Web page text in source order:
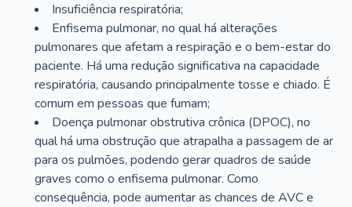
Insuficiência respiratória;
Enfisema pulmonar, no qual há alterações
pulmonares que afetam a respiração e o bem-estar do
paciente. Há uma redução significativa na capacidade
respiratória, causando principalmente tosse e chiado. É
comum em pessoas que fumam;
Doença pulmonar obstrutiva crônica (DPOC), no
qual há uma obstrução que atrapalha a passagem de ar
para os pulmões, podendo gerar quadros de saúde
graves como o enfisema pulmonar. Como
consequência, pode aumentar as chances de AVC e